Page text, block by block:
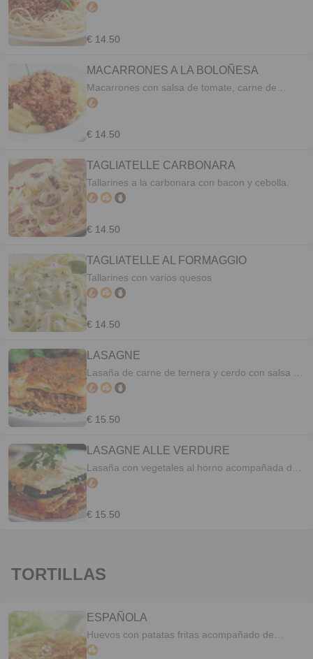
€ 14.50
MACARRONES A LA BOLOÑESA
Macarrones con salsa de tomate, carne de
ternera y cerdo.
€ 14.50
TAGLIATELLE CARBONARA
Tallarines a la carbonara con bacon y cebolla.
€ 14.50
TAGLIATELLE AL FORMAGGIO
Tallarines con varios quesos
€ 14.50
LASAGNE
Lasaña de carne de ternera y cerdo con salsa de
tomate y bechamel acompañadas de patatas
€ 15.50
LASAGNE ALLE VERDURE
Lasaña con vegetales al horno acompañada de
patatas fritas.
€ 15.50
TORTILLAS
ESPAÑOLA
Huevos con patatas fritas acompañado de
ensalada o patatas fritas.